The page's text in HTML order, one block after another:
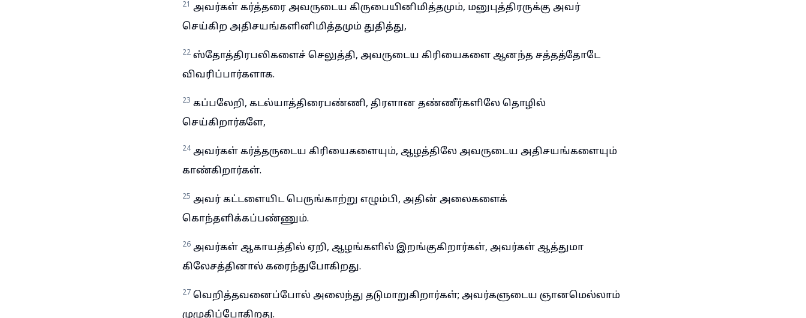
21 அவர்கள் கர்த்தரை அவருடைய கிருபையினிமித்தமும், மனுபுத்திரருக்கு அவர்
செய்கிற அதிசயங்களினிமித்தமும் துதித்து,
22 ஸ்தோத்திரபலிகளைச் செலுத்தி, அவருடைய கிரியைகளை ஆனந்த சத்தத்தோடே
விவரிப்பார்களாக.
23 கப்பலேறி, கடல்யாத்திரைபண்ணி, திரளான தண்ணீர்களிலே தொழில்
செய்கிறார்களே,
24 அவர்கள் கர்த்தருடைய கிரியைகளையும், ஆழத்திலே அவருடைய அதிசயங்களையும்
காண்கிறார்கள்.
25 அவர் கட்டளையிட பெருங்காற்று எழும்பி, அதின் அலைகளைக்
கொந்தளிக்கப்பண்ணும்.
26 அவர்கள் ஆகாயத்தில் ஏறி, ஆழங்களில் இறங்குகிறார்கள், அவர்கள் ஆத்துமா
கிலேசத்தினால் கரைந்துபோகிறது.
27 வெறித்தவனைப்போல் அலைந்து தடுமாறுகிறார்கள்; அவர்களுடைய ஞானமெல்லாம்
முழுகிப்போகிறது.